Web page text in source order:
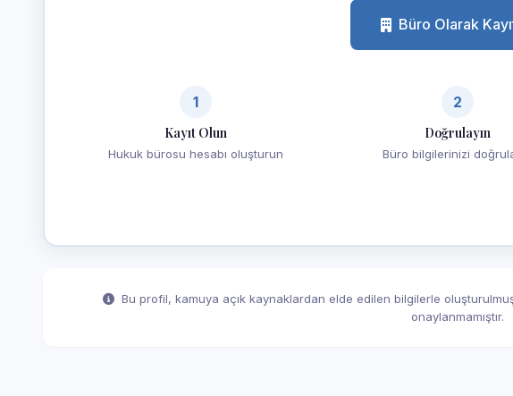
Büro Olarak
1
Kayıt Olun
Hukuk bürosu hesabı oluşturun
2
Doğrulayın
Büro bilgilerinizi
Bu profil, kamuya açık kaynaklardan elde edilen bilgilerle
onaylanmamıştır.